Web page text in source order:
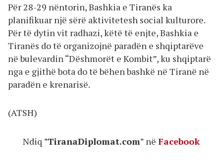
Për 28-29 nëntorin, Bashkia e Tiranës ka
planifikuar një sërë aktivitetesh social kulturore.
Për të dytin vit radhazi, këtë të enjte, Bashkia e
Tiranës do të organizojnë paradën e shqiptarëve
në bulevardin “Dëshmorët e Kombit”, ku shqiptarë
nga e gjithë bota do të bëhen bashkë në Tiranë në
paradën e krenarisë.
(ATSH)
Ndiq "TiranaDiplomat.com" në Facebook